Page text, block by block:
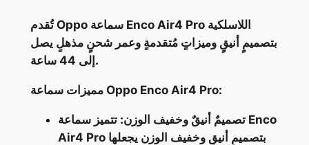
تُقدم Oppo سماعة Enco Air4 Pro اللاسلكية
بتصميمٍ أنيقٍ وميزاتٍ مُتقدمةٍ وعمر شحنٍ مذهلٍ يصل
إلى 44 ساعة.
مميزات سماعة Oppo Enco Air4 Pro:
تصميمٌ أنيقٌ وخفيف الوزن: تتميز سماعة Enco
Air4 Pro بتصميمٍ أنيقٍ وخفيف الوزن يجعلها